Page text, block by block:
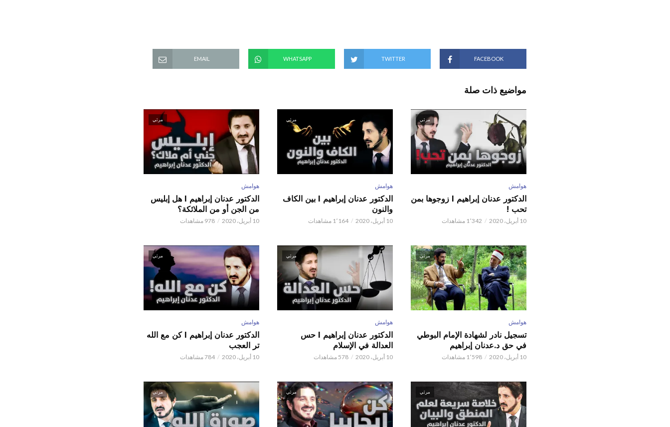
FACEBOOK
TWITTER
WHATSAPP
EMAIL
مواضيع ذات صلة
مرئي
هوامش
الدكتور عدنان إبراهيم l زوجوها بمن
تحب !
10 أبريل، 2020 1٬342 مشاهدات
مرئي
هوامش
الدكتور عدنان إبراهيم l بين الكاف
والنون
10 أبريل، 2020 1٬164 مشاهدات
مرئي
هوامش
الدكتور عدنان إبراهيم l هل إبليس
من الجن أو من الملائكة؟
10 أبريل، 2020 978 مشاهدات
مرئي
هوامش
تسجيل نادر لشهادة الإمام البوطي
في حق د.عدنان إبراهيم
10 أبريل، 2020 1٬598 مشاهدات
مرئي
هوامش
الدكتور عدنان إبراهيم l حس
العدالة في الإسلام
10 أبريل، 2020 578 مشاهدات
مرئي
هوامش
الدكتور عدنان إبراهيم l كن مع الله
تر العجب
10 أبريل، 2020 784 مشاهدات
مرئي مرئي مرئي